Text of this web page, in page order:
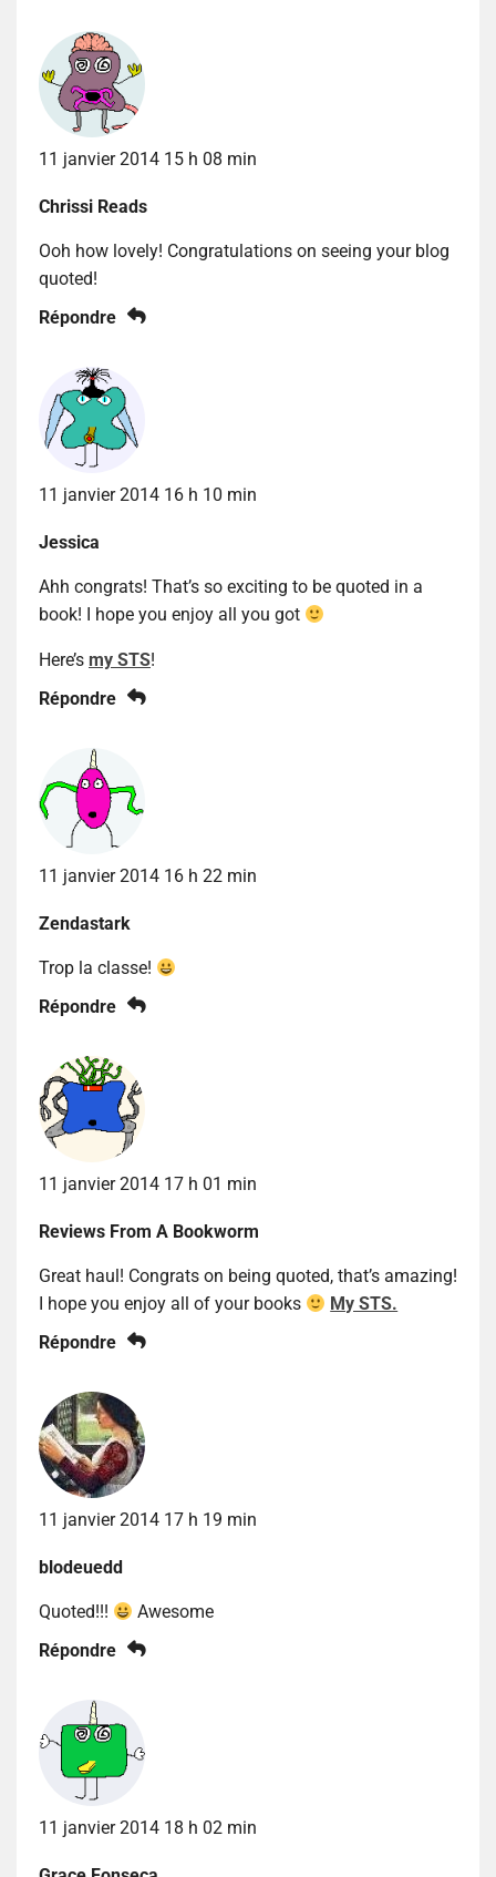
11 janvier 2014 15 h 08 min
Chrissi Reads
Ooh how lovely! Congratulations on seeing your blog
quoted!
Répondre
11 janvier 2014 16 h 10 min
Jessica
Ahh congrats! That’s so exciting to be quoted in a
book! I hope you enjoy all you got
Here’s my STS!
Répondre
11 janvier 2014 16 h 22 min
Zendastark
Trop la classe!
Répondre
11 janvier 2014 17 h 01 min
Reviews From A Bookworm
Great haul! Congrats on being quoted, that’s amazing!
I hope you enjoy all of your books
My STS.
Répondre
11 janvier 2014 17 h 19 min
blodeuedd
Quoted!!!
Awesome
Répondre
11 janvier 2014 18 h 02 min